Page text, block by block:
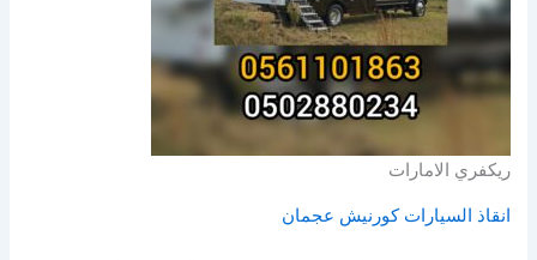
ريكفري الامارات
انقاذ السيارات كورنيش عجمان